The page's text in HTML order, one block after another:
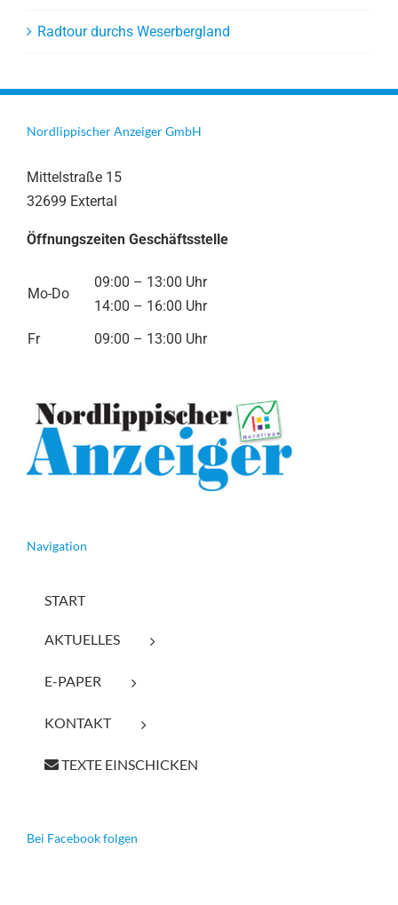
Radtour durchs Weserbergland
Nordlippischer Anzeiger GmbH
Mittelstraße 15
32699 Extertal
Öffnungszeiten Geschäftsstelle
Mo-Do
09:00 – 13:00 Uhr
14:00 – 16:00 Uhr
Fr
09:00 – 13:00 Uhr
Navigation
START
AKTUELLES
E-PAPER
KONTAKT
TEXTE EINSCHICKEN
Bei Facebook folgen